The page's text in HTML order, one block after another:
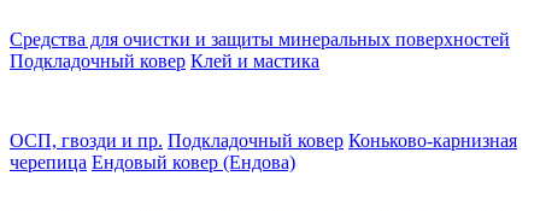
Средства для очистки и защиты минеральных поверхностей
Подкладочный ковер Клей и мастика
ОСП, гвозди и пр. Подкладочный ковер Коньково-карнизная
черепица Ендовый ковер (Ендова)